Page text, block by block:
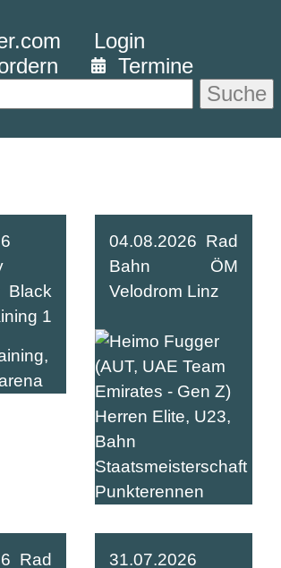
Login
Termine
Suche
Black
1
04.08.2026 Rad
Bahn ÖM
Velodrom Linz
Rad
31.07.2026